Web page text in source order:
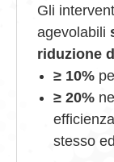
Gli
agevolabili
riduzione
≥ 10%
≥ 20%
stesso